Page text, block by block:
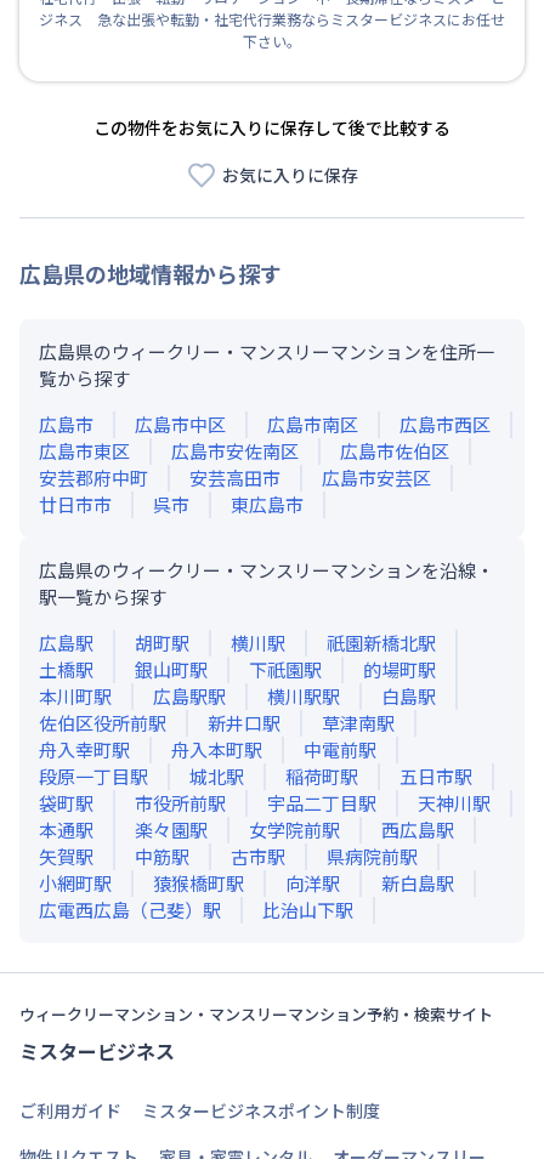
ジネス 急な出張や転勤・社宅代行業務ならミスタービジネスにお任せ
下さい。
この物件をお気に入りに保存して後で比較する
お気に入りに保存
広島県の地域情報から探す
広島県のウィークリー・マンスリーマンションを住所一
覧から探す
広島市
広島市中区 広島市南区
広島市西区
広島市東区
広島市安佐南区
広島市佐伯区
安芸郡府中町
安芸高田市
広島市安芸区
廿日市市
呉市 東広島市
広島県のウィークリー・マンスリーマンションを沿線・
駅一覧から探す
広島駅 胡町駅 横川駅 祇園新橋北駅
土橋駅 銀山町駅 下祇園駅 的場町駅
本川町駅 広島駅駅 横川駅駅 白島駅
佐伯区役所前駅 新井口駅 草津南駅
舟入幸町駅 舟入本町駅 中電前駅
段原一丁目駅 城北駅 稲荷町駅 五日市駅
袋町駅 市役所前駅 宇品二丁目駅 天神川駅
本通駅 楽々園駅 女学院前駅 西広島駅
矢賀駅 中筋駅 古市駅 県病院前駅
小網町駅 猿猴橋町駅 向洋駅 新白島駅
広電西広島（己斐） 駅 比治山下駅
ウィークリーマンション・マンスリーマンション予約・検索サイト
ミスタービジネス
ご利用ガイド
ミスタービジネスポイント制度